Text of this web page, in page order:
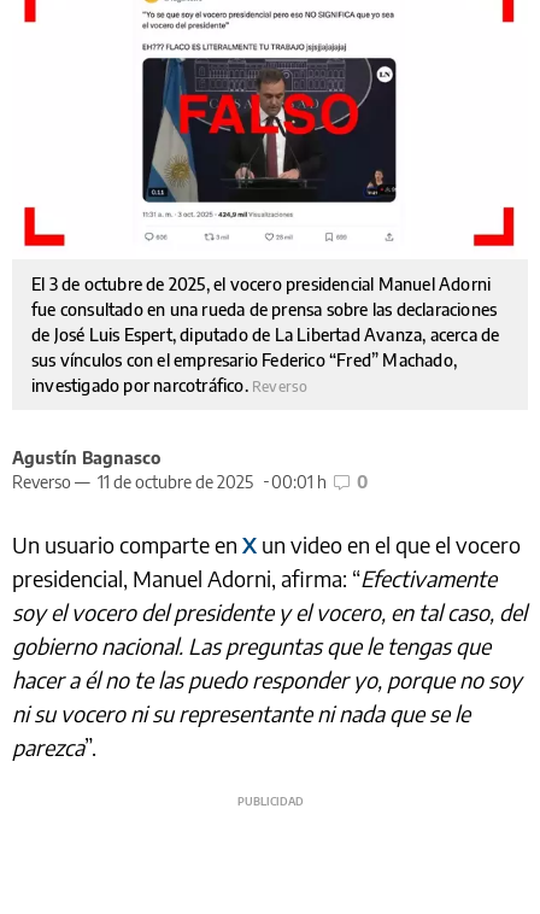
El 3 de octubre de 2025, el vocero presidencial Manuel Adorni
fue consultado en una rueda de prensa sobre las declaraciones
de José Luis Espert, diputado de La Libertad Avanza, acerca de
sus vínculos con el empresario Federico “Fred” Machado,
investigado por narcotráfico. Reverso
Agustín Bagnasco
Reverso — 11 de octubre de 2025 00:01 h 0
Un usuario comparte en X un video en el que el vocero
presidencial, Manuel Adorni, afirma: “Efectivamente
soy el vocero del presidente y el vocero, en tal caso, del
gobierno nacional. Las preguntas que le tengas que
hacer a él no te las puedo responder yo, porque no soy
ni su vocero ni su representante ni nada que se le
parezca”.